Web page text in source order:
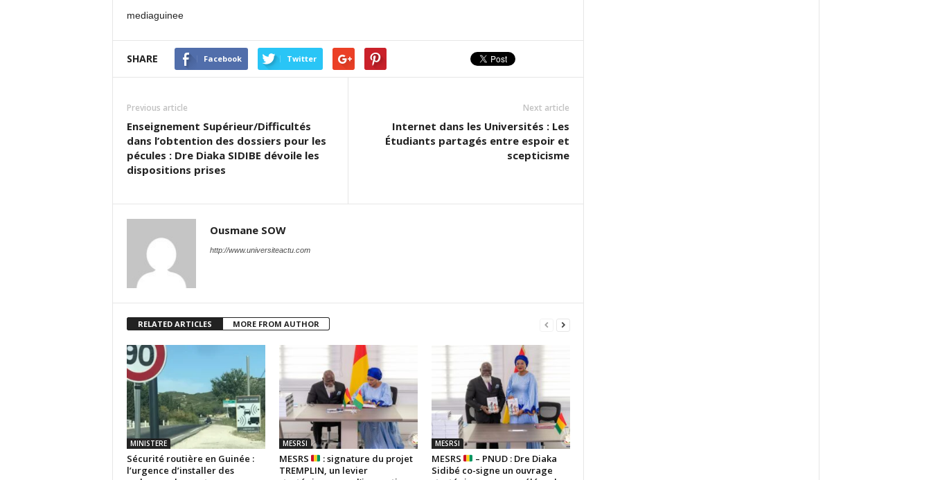
mediaguinee
SHARE Facebook Twitter
Previous article
Enseignement Supérieur/Difficultés
dans l’obtention des dossiers pour les
pécules : Dre Diaka SIDIBE dévoile les
dispositions prises
Next article
Internet dans les Universités : Les
Étudiants partagés entre espoir et
scepticisme
Ousmane SOW
http://www.universiteactu.com
RELATED ARTICLES MORE FROM AUTHOR
MINISTERE
Sécurité routière en Guinée :
l’urgence d’installer des
MESRSI
MESRS
: signature du projet
TREMPLIN, un levier
MESRSI
MESRS
– PNUD : Dre Diaka
Sidibé co-signe un ouvrage